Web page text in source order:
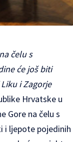
čelu s
će još biti
i Zagorje
Hrvatske u
Gore na čelu s
i ljepote pojedinih